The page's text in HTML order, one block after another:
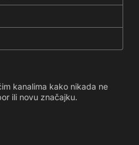
kanalima kako nikada ne
ili novu značajku.